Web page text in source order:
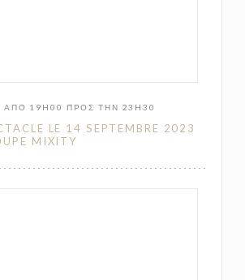
19H00 ΠΡΟΣ ΤΗΝ 23H30
LE 14 SEPTEMBRE 2023
MIXITY